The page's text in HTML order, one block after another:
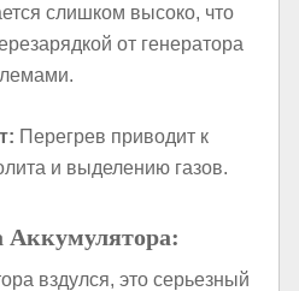
слишком высоко, что
от генератора
Перегрев приводит к
и выделению газов.
Аккумулятора:
вздулся, это серьезный